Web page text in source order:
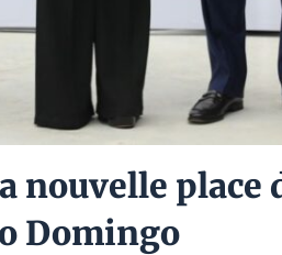
nouvelle place
Domingo